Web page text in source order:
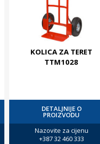
KOLICA ZA TERET
TTM1028
DETALJNIJE O
PROIZVODU
Nazovite za cijenu
+387 32 460 333